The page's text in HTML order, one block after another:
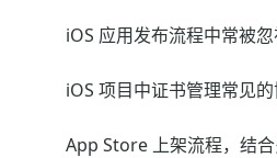
iOS 应用发布流程中常被
iOS 项目中证书管理常见
App Store 上架流程，结